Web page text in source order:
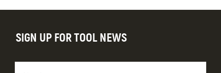
SIGN UP FOR TOOL NEWS